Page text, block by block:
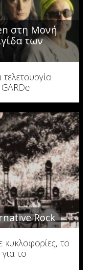
στη Μονή
των
Rock
κυκλοφορίες, το
το